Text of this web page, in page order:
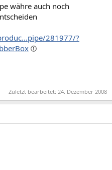
währe auch noch
281977/?
Zuletzt bearbeitet: 24. Dezember 2008